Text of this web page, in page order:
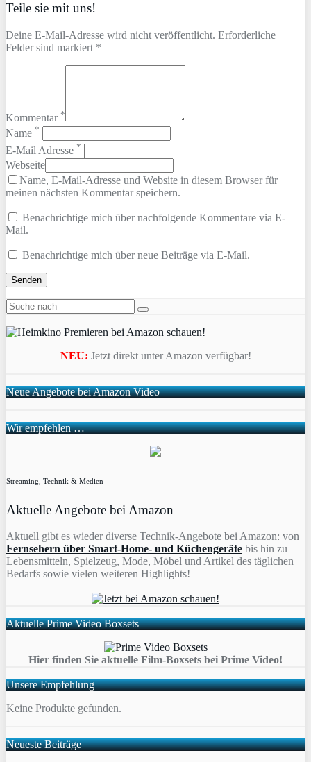
Teile sie mit uns!
Deine E-Mail-Adresse wird nicht veröffentlicht. Erforderliche
Felder sind markiert *
Kommentar *
Name *
E-Mail Adresse *
Webseite
Name, E-Mail-Adresse und Website in diesem Browser für
meinen nächsten Kommentar speichern.
Benachrichtige mich über nachfolgende Kommentare via E-
Mail.
Benachrichtige mich über neue Beiträge via E-Mail.
NEU: Jetzt direkt unter Amazon verfügbar!
Neue Angebote bei Amazon Video
Wir empfehlen …
Streaming, Technik & Medien
Aktuelle Angebote bei Amazon
Aktuell gibt es wieder diverse Technik-Angebote bei Amazon: von
Fernsehern über Smart-Home- und Küchengeräte bis hin zu
Lebensmitteln, Spielzeug, Mode, Möbel und Artikel des täglichen
Bedarfs sowie vielen weiteren Highlights!
Aktuelle Prime Video Boxsets
Hier finden Sie aktuelle Film-Boxsets bei Prime Video!
Unsere Empfehlung
Keine Produkte gefunden.
Neueste Beiträge